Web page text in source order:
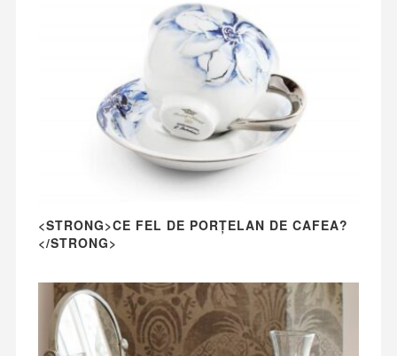
<STRONG>CE FEL DE PORȚELAN DE CAFEA?
</STRONG>